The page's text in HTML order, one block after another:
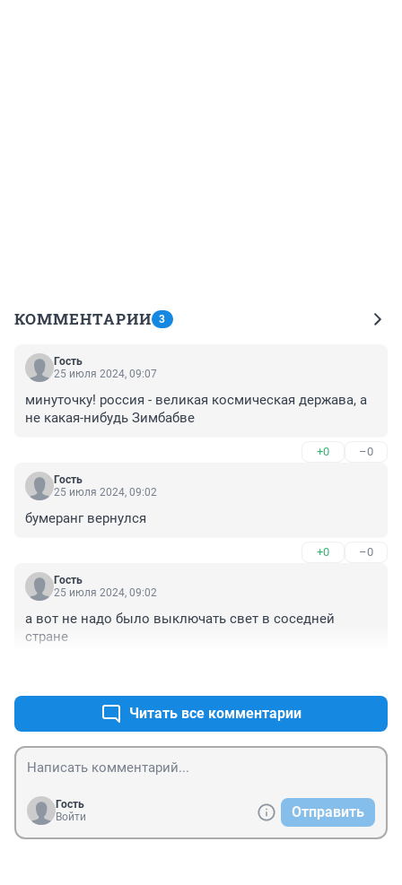
КОММЕНТАРИИ 3
Гость
25 июля 2024, 09:07
минуточку! россия - великая космическая держава, а
не какая-нибудь Зимбабве
+0 –0
Гость
25 июля 2024, 09:02
бумеранг вернулся
+0 –0
Гость
25 июля 2024, 09:02
а вот не надо было выключать свет в соседней
стране
Читать все комментарии
Гость
Войти
Отправить